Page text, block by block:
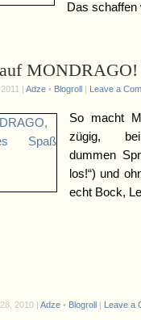
Das
MONDRAGO!
| Adze • Blogroll | Leave a
So macht
zügig,
dummen
los!“) und
echt Bock,
2010 | Adze • Blogroll | Leave a